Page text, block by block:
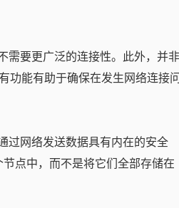
需要更广泛的连接性。此外，并非
功能有助于确保在发生网络连接问
过网络发送数据具有内在的安全
点中，而不是将它们全部存储在